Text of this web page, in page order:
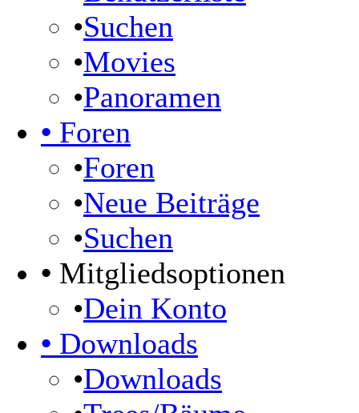
•Suchen
•Movies
•Panoramen
• Foren
•Foren
•Neue Beiträge
•Suchen
• Mitgliedsoptionen
•Dein Konto
• Downloads
•Downloads